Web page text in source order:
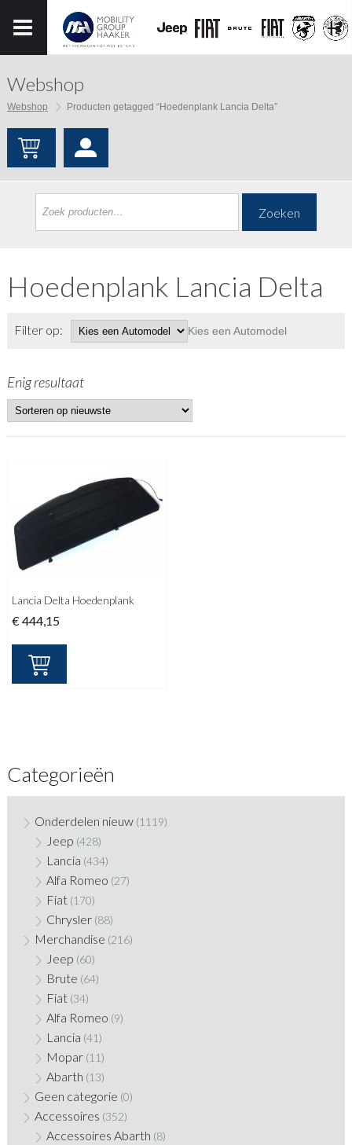
Webshop
Webshop Producten getagged “Hoedenplank Lancia Delta”
Zoeken
Hoedenplank Lancia Delta
Filter op: Kies een Automodel
Enig resultaat
Lancia Delta Hoedenplank
€444,15
Categorieën
Onderdelen nieuw (1119)
Jeep (428)
Lancia (434)
Alfa Romeo (27)
Fiat (170)
Chrysler (88)
Merchandise (216)
Jeep (60)
Brute (64)
Fiat (34)
Alfa Romeo (9)
Lancia (41)
Mopar (11)
Abarth (13)
Geen categorie (0)
Accessoires (352)
Accessoires Abarth (8)